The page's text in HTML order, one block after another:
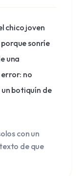
chico joven
sonríe
una
no
botiquín de
con un
de que